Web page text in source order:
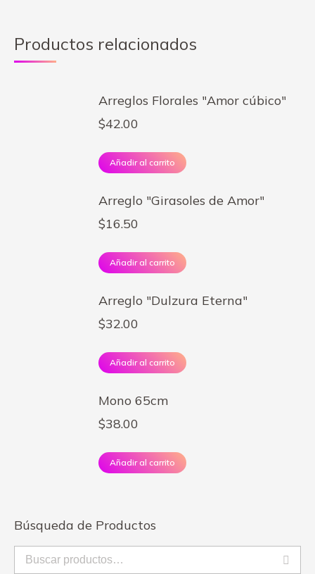
Productos relacionados
Arreglos Florales "Amor cúbico"
$42.00
Añadir al carrito
Arreglo "Girasoles de Amor"
$16.50
Añadir al carrito
Arreglo "Dulzura Eterna"
$32.00
Añadir al carrito
Mono 65cm
$38.00
Añadir al carrito
Búsqueda de Productos